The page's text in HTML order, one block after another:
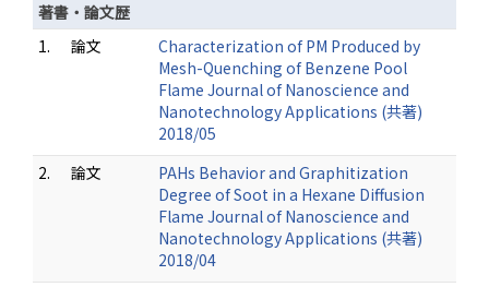
著書・論文歴
1.
論文
Characterization of PM Produced by
Mesh-Quenching of Benzene Pool
Flame Journal of Nanoscience and
Nanotechnology Applications (共著)
2018/05
2.
論文
PAHs Behavior and Graphitization
Degree of Soot in a Hexane Diffusion
Flame Journal of Nanoscience and
Nanotechnology Applications (共著)
2018/04